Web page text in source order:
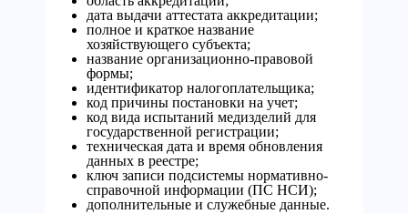
дата выдачи аттестата аккредитации;
полное и краткое название
хозяйствующего субъекта;
название организационно-правовой
формы;
идентификатор налогоплательщика;
код причины постановки на учет;
код вида испытаний медизделий для
государственной регистрации;
техническая дата и время обновления
данных в реестре;
ключ записи подсистемы нормативно-
справочной информации (ПС НСИ);
дополнительные и служебные данные.